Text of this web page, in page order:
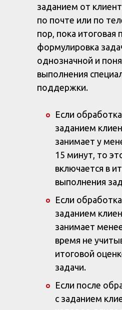
заданием от
по почте или по
пор, пока итоговая
формулировка
однозначной и
выполнения
поддержки.
Если
заданием
занимает у
15 минут, то
включается в
выполнения
Если
заданием
занимает
время не
итоговой
задачи.
Если после
с заданием